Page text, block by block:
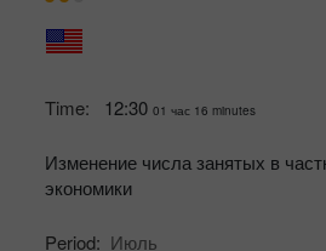
Time: 12:30 01 час 16 minutes
Изменение числа занятых в
экономики
Period: Июль